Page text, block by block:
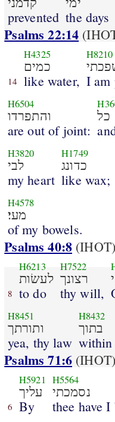
prevented the days
Psalms 22:14
14
H4325
כמים
like water,
H8210
I am
H6504
והתפרדו
are out of joint:
כל
H3820
לבי
my heart
H1749
כדונג
like wax;
H4578
מעי׃
of my bowels.
Psalms 40:8 (IHOT)
8
H6213
לעשׂות
to do
H7522
רצונך
thy will,
H8451
ותורתך
yea, thy law
H8432
בתוך
within
Psalms 71:6 (IHOT)
6
H5921
עליך
By
H5564
נסמכתי
thee have